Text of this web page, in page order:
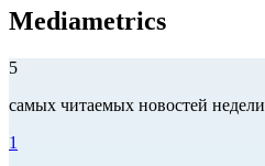
Mediametrics
5
самых читаемых новостей недели
1